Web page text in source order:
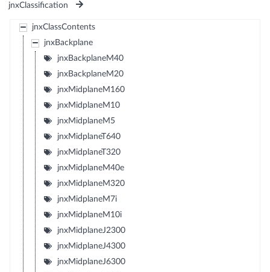
jnxClassification
jnxClassContents
jnxBackplane
jnxBackplaneM40
jnxBackplaneM20
jnxMidplaneM160
jnxMidplaneM10
jnxMidplaneM5
jnxMidplaneT640
jnxMidplaneT320
jnxMidplaneM40e
jnxMidplaneM320
jnxMidplaneM7i
jnxMidplaneM10i
jnxMidplaneJ2300
jnxMidplaneJ4300
jnxMidplaneJ6300